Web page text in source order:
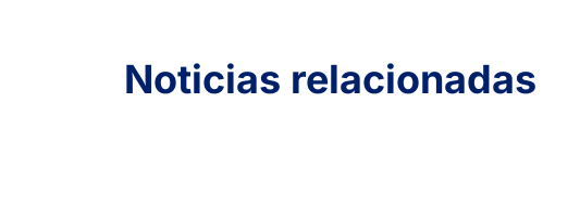
Noticias relacionadas